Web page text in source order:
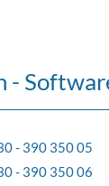
-
- 390 350 05
- 390 350 06